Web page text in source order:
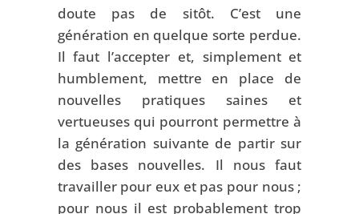
doute pas de sitôt. C’est une
génération en quelque sorte perdue.
Il faut l’accepter et, simplement et
humblement, mettre en place de
nouvelles pratiques saines et
vertueuses qui pourront permettre à
la génération suivante de partir sur
des bases nouvelles. Il nous faut
travailler pour eux et pas pour nous ;
pour nous il est probablement trop